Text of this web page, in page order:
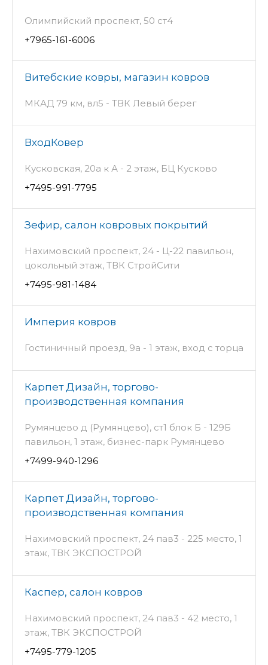
Олимпийский проспект, 50 ст4
+7965-161-6006
Витебские ковры, магазин ковров
МКАД 79 км, вл5 - ТВК Левый берег
ВходКовер
Кусковская, 20а к А - 2 этаж, БЦ Кусково
+7495-991-7795
Зефир, салон ковровых покрытий
Нахимовский проспект, 24 - Ц-22 павильон,
цокольный этаж, ТВК СтройСити
+7495-981-1484
Империя ковров
Гостиничный проезд, 9а - 1 этаж, вход с торца
Карпет Дизайн, торгово-
производственная компания
Румянцево д (Румянцево), ст1 блок Б - 129Б
павильон, 1 этаж, бизнес-парк Румянцево
+7499-940-1296
Карпет Дизайн, торгово-
производственная компания
Нахимовский проспект, 24 пав3 - 225 место, 1
этаж, ТВК ЭКСПОСТРОЙ
Каспер, салон ковров
Нахимовский проспект, 24 пав3 - 42 место, 1
этаж, ТВК ЭКСПОСТРОЙ
+7495-779-1205